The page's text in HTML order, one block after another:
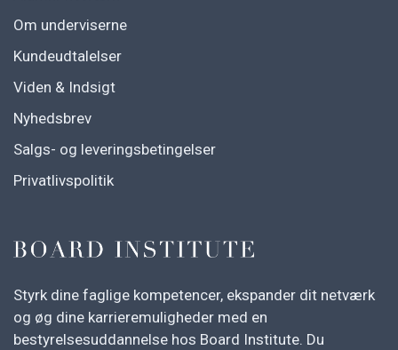
Om underviserne
Kundeudtalelser
Viden & Indsigt
Nyhedsbrev
Salgs- og leveringsbetingelser
Privatlivspolitik
Styrk dine faglige kompetencer, ekspander dit netværk
og øg dine karrieremuligheder med en
bestyrelsesuddannelse hos Board Institute. Du